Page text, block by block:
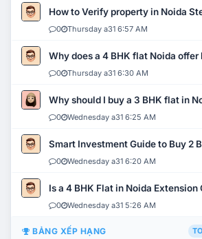
How to Verify property in Noida
0 Thursday a31 6:57 AM
Why does a 4 BHK flat Noida
0 Thursday a31 6:30 AM
Why should I buy a 3 BHK flat in
0 Wednesday a31 6:25 AM
Smart Investment Guide to Buy 2
0 Wednesday a31 6:20 AM
Is a 4 BHK Flat in Noida Extension
0 Wednesday a31 5:26 AM
BẢNG XẾP HẠNG